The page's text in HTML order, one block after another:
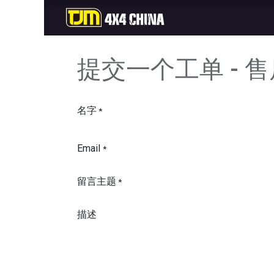
提交一个工单 -
名字*
Email *
留言主题 *
描述